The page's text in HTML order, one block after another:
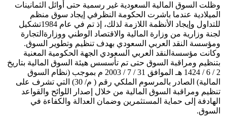
وظلت السوق المالية السعودية غير رسمية حتى أوائل الثمانينات
الميلادية عندما باشرت الحكومة النظرفي إيجاد سوق منظم
للتداول وإيجاد الأنظمة اللازمة لذلك، إذ تم في عام 1984تشكيل
لجنة وزارية من وزارة المالية والاقتصاد الوطني ووزارةالتجارة
ومؤسسة النقد العربي السعودي بهدف تنظيم وتطوير السوق.
وكانت مؤسسةالنقد العربي السعودي الجهة الحكومية المعنية
بتنظيم ومراقبة السوق حتى تم تأسسس هيئة السوق المالية بتاريخ
2 / 6 / 1424 هـ الموافق 31 / 7 / 2003 م بموجب (نظام السوق
المالية) الصادر بالمرسوم الملكي رقم ( م/ 30) التي تشرف على
تنظيم ومراقبة السوق المالية من خلال إصدار اللوائح والقواعد
الهادفة إلى حماية المستثمرين وضمان العدالة والكفاءة في
السوق.